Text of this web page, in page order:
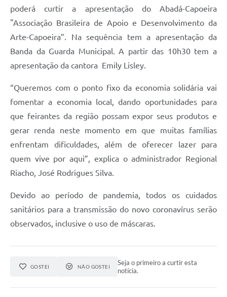
poderá curtir a apresentação do Abadá-Capoeira
"Associação Brasileira de Apoio e Desenvolvimento da
Arte-Capoeira”. Na sequência tem a apresentação da
Banda da Guarda Municipal. A partir das 10h30 tem a
apresentação da cantora Emily Lisley.
“Queremos com o ponto fixo da economia solidária vai
fomentar a economia local, dando oportunidades para
que feirantes da região possam expor seus produtos e
gerar renda neste momento em que muitas famílias
enfrentam dificuldades, além de oferecer lazer para
quem vive por aqui”, explica o administrador Regional
Riacho, José Rodrigues Silva.
Devido ao período de pandemia, todos os cuidados
sanitários para a transmissão do novo coronavírus serão
observados, inclusive o uso de máscaras.
GOSTEI NÃO GOSTEI
Seja o primeiro a curtir esta
notícia.